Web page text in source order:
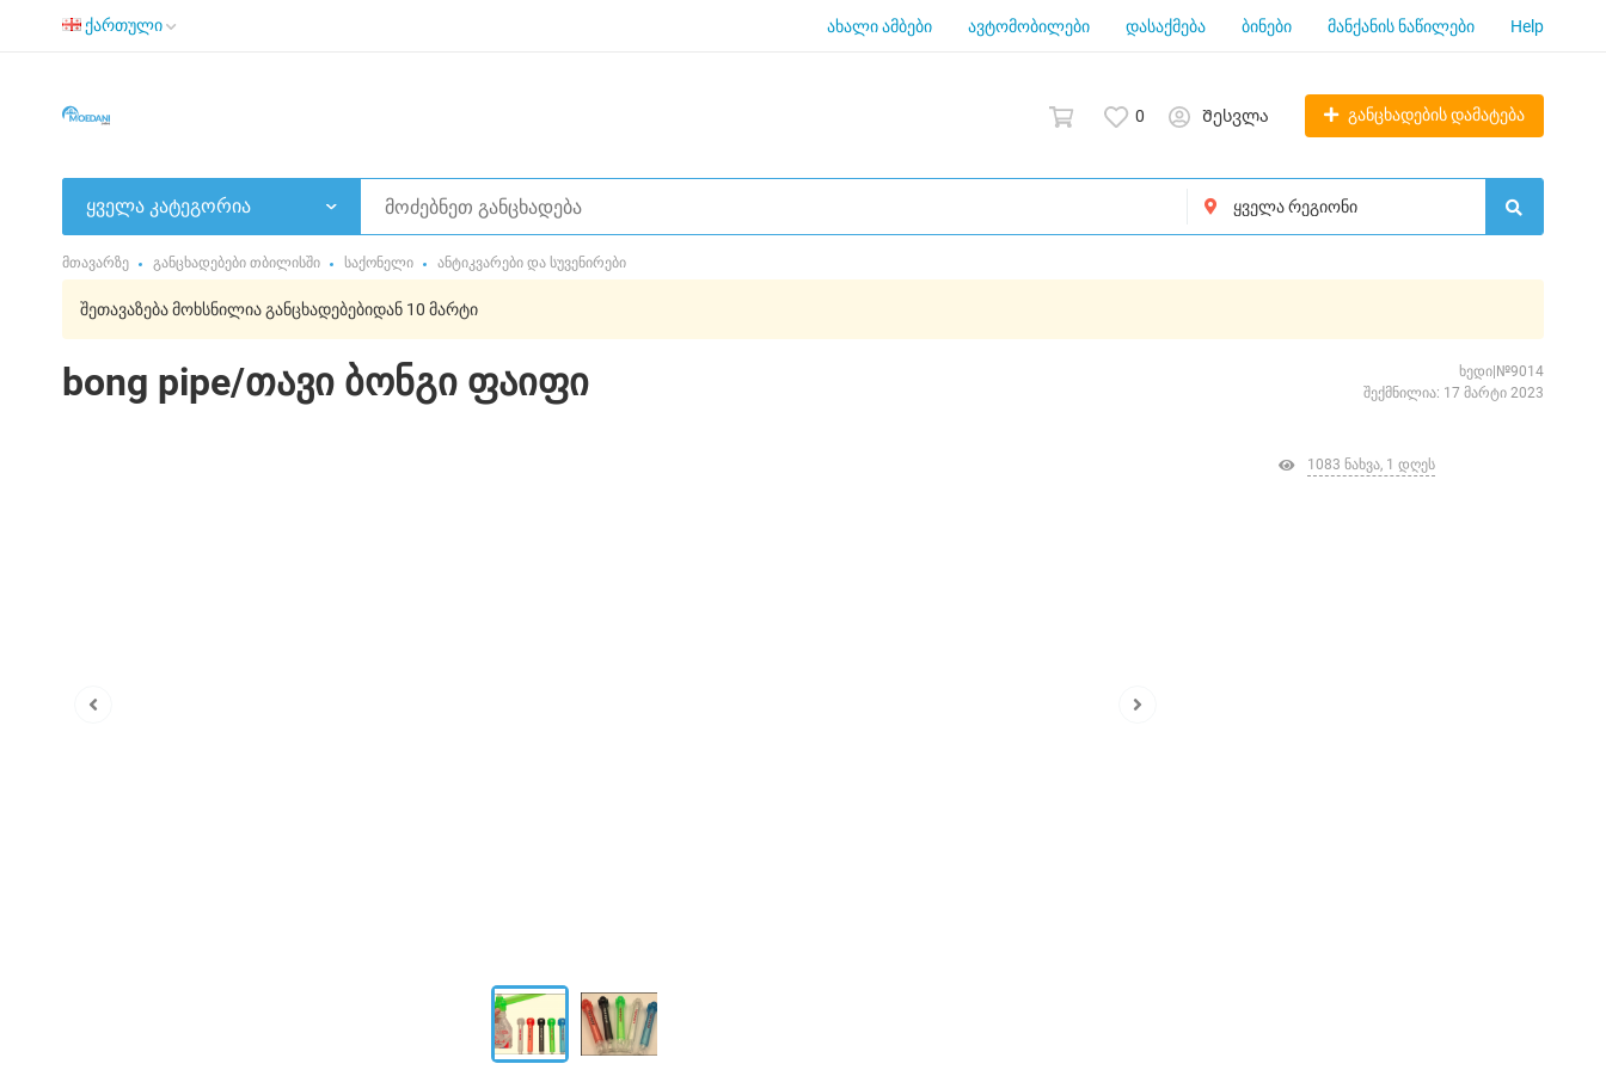
ქართული ახალი ამბები ავტომობილები დასაქმება ბინები მანქანის ნაწილები Help
0 Შესვლა განცხადების დამატება
ყველა კატეგორია
მთავარზე განცხადებები თბილისში საქონელი ანტიკვარები და სუვენირები
შეთავაზება მოხსნილია განცხადებებიდან 10 მარტი
bong pipe/თავი ბონგი ფაიფი
ხედი|№9014
შექმნილია: 17 მარტი 2023
1083 ნახვა, 1 დღეს